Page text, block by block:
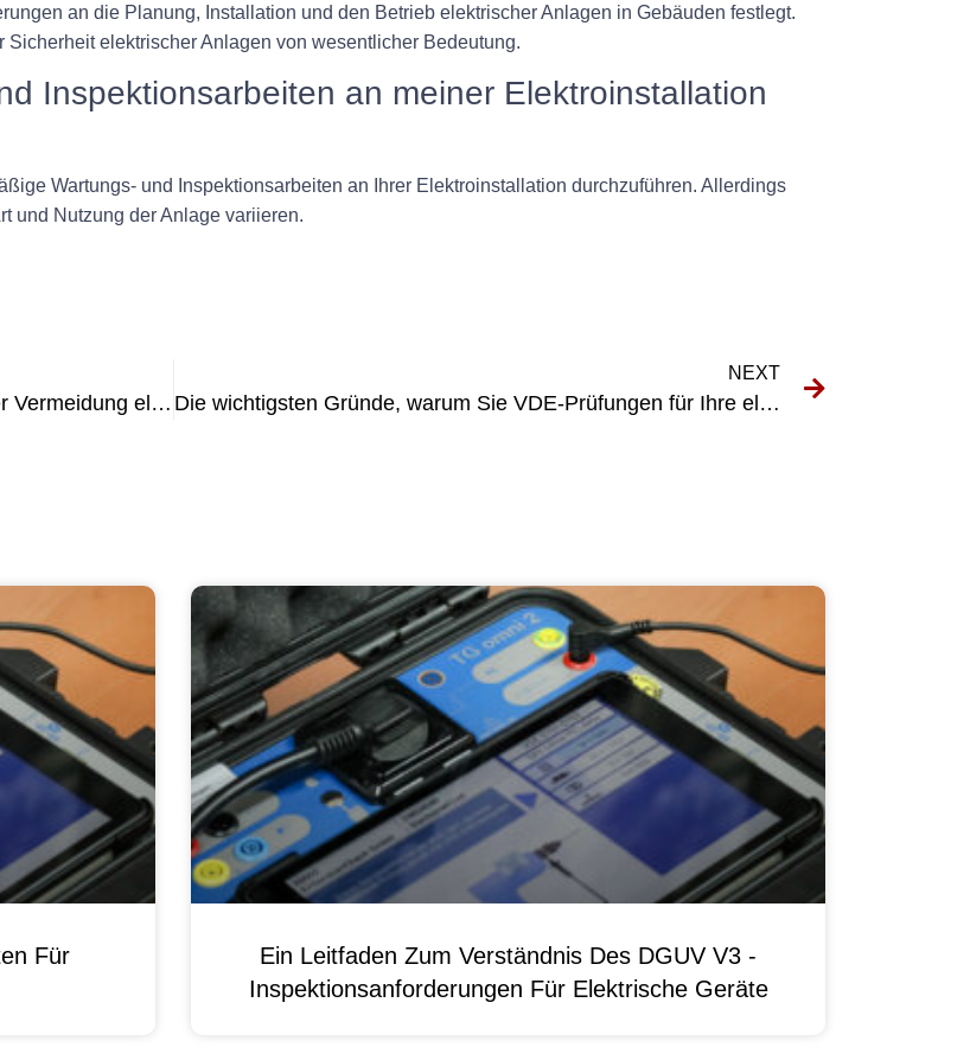
an die Planung, Installation und den Betrieb elektrischer Anlagen in Gebäuden festlegt.
elektrischer Anlagen von wesentlicher Bedeutung.
Inspektionsarbeiten an meiner Elektroinstallation
Wartungs- und Inspektionsarbeiten an Ihrer Elektroinstallation durchzuführen. Allerdings
und Nutzung der Anlage variieren.
Die Rolle der Messung nach VDE 0100 bei der Vermeidung elektrischer Gefahren
NEXT
Die wichtigsten Gründe, warum Sie VDE-Prüfungen für Ihre elektrischen Systeme priorisieren sollten
Für
Ein Leitfaden Zum Verständnis Des DGUV V3 -
Inspektionsanforderungen Für Elektrische Geräte